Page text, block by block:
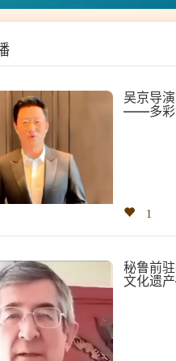
吴京导
——多彩
1
秘鲁前
文化遗